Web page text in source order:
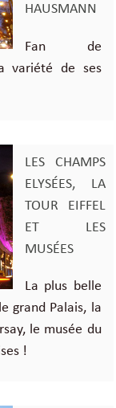
HAUSMANN
Fan de
variété de ses
LES CHAMPS
ELYSÉES, LA
TOUR EIFFEL
ET LES
MUSÉES
La plus belle
grand Palais, la
le musée du
!